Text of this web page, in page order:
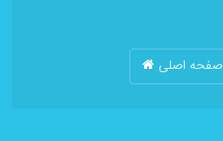
صفحه اصلی